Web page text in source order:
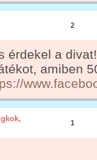
2
érdekel a
amiben
1